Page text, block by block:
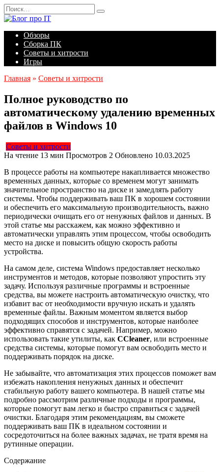
Перейти
к
содержанию
Search
for:
Обзоры
Сборка ПК
Советы и хитрости
Игры
Главная » Советы и хитрости
Полное руководство по
автоматическому удалению временных
файлов в Windows 10
Советы и хитрости
На чтение 13 мин Просмотров 2 Обновлено 10.03.2025
В процессе работы на компьютере накапливается множество
временных данных, которые со временем могут занимать
значительное пространство на диске и замедлять работу
системы. Чтобы поддерживать ваш ПК в хорошем состоянии
и обеспечить его максимальную производительность, важно
периодически очищать его от ненужных файлов и данных. В
этой статье мы расскажем, как можно эффективно и
автоматически управлять этим процессом, чтобы освободить
место на диске и повысить общую скорость работы
устройства.
На самом деле, система Windows предоставляет несколько
инструментов и методов, которые позволяют упростить эту
задачу. Используя различные программы и встроенные
средства, вы можете настроить автоматическую очистку, что
избавит вас от необходимости вручную искать и удалять
временные файлы. Важным моментом является выбор
подходящих способов и инструментов, которые наиболее
эффективно справятся с задачей. Например, можно
использовать такие утилиты, как CCleaner, или встроенные
средства системы, которые помогут вам освободить место и
поддерживать порядок на диске.
Не забывайте, что автоматизация этих процессов поможет вам
избежать накопления ненужных данных и обеспечит
стабильную работу вашего компьютера. В нашей статье мы
подробно рассмотрим различные подходы и программы,
которые помогут вам легко и быстро справиться с задачей
очистки. Благодаря этим рекомендациям, вы сможете
поддерживать ваш ПК в идеальном состоянии и
сосредоточиться на более важных задачах, не тратя время на
рутинные операции.
Содержание